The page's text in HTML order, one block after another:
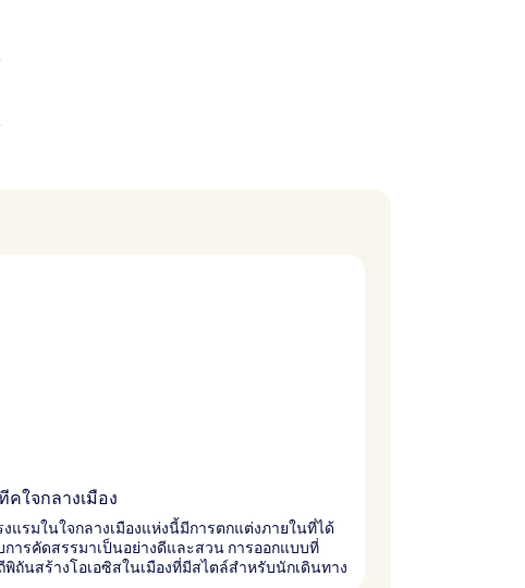
คใจกลางเมือง
งแรมในใจกลางเมืองแห่งนี้มีการตกแต่งภายในที่ได้
การคัดสรรมาเป็นอย่างดีและสวน การออกแบบที่
พิถันสร้างโอเอซิสในเมืองที่มีสไตล์สำหรับนักเดินทาง